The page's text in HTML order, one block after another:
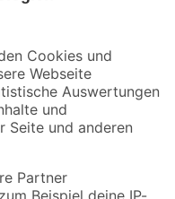
mehr verpassen!